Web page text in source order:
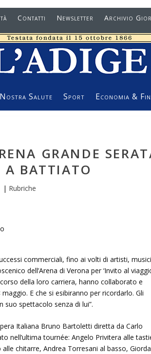
Contatti Newsletter Archivio
Salute Sport Economia &
GRANDE
BATTIATO
| Rubriche
commerciali, fino ai volti di artisti,
dell’Arena di Verona per ‘Invito al
della loro carriera, hanno collaborato e
E che si esibiranno per ricordarlo. Gli
suo spettacolo senza di lui”.
Italiana Bruno Bartoletti diretta da Carlo
nell’ultima tournée: Angelo Privitera alle
chitarre, Andrea Torresani al basso,